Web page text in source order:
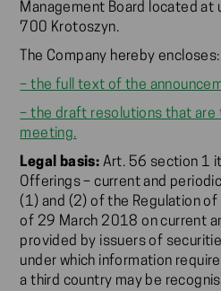
Management Board located at
700 Krotoszyn.
The Company hereby encloses:
– the full text of the
– the draft resolutions that are
meeting.
Legal basis: Art. 56 section 1
Offerings – current and
(1) and (2) of the Regulation
of 29 March 2018 on current
provided by issuers of
under which information
a third country may be